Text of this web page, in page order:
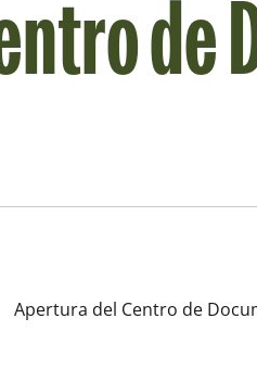
de
Apertura del Centro de